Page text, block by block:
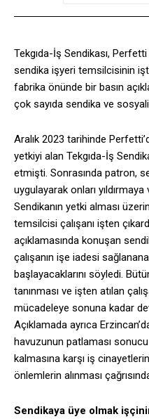
Tekgıda-İş Sendikası,
sendika işyeri temsilcisinin
fabrika önünde bir basın
çok sayıda sendika ve
Aralık 2023 tarihinde
yetkiyi alan Tekgıda-İş
etmişti. Sonrasında patron,
uygulayarak onları
Sendikanın yetki alması
temsilcisi çalışanı işten
açıklamasında konuşan
çalışanın işe iadesi
başlayacaklarını söyledi.
tanınması ve işten atılan
mücadeleye sonuna kadar
Açıklamada ayrıca
havuzunun patlaması
kalmasına karşı iş
önlemlerin alınması
Sendikaya üye olmak